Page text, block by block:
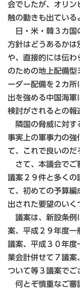
会でしたが、オリン
触の動きも出ている
日・米・韓３カ国
方針はどうあるかは
や、直接的には伝
のための地上配備型
ーダー配備を２カ
出を強める中国海軍
検討がされるとの報
隣国の脅威に対す
事実上の軍事力の強
て、これで良いのだ
さて、本議会でご
議案２９件と多くの
て、初めての予算
出された要望のいく
議案は、新設条例
案、平成２９年度一
議案、平成３０年度
業会計併せて７議案
ついて等３議案でご
何とぞ慎重なご審